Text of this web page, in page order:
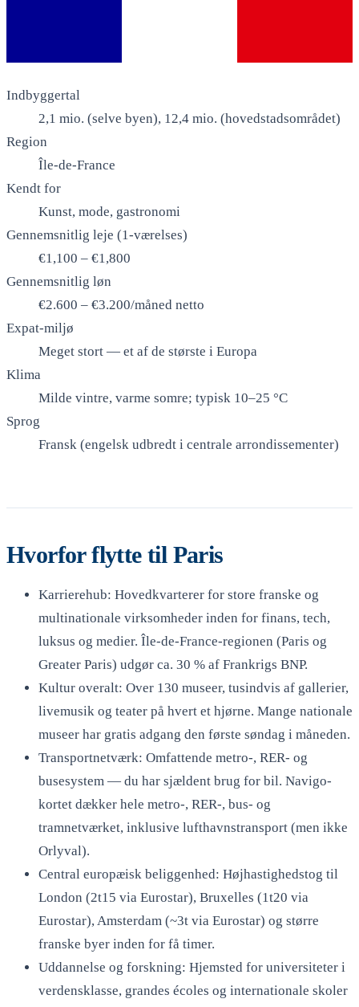
Indbyggertal
2,1 mio. (selve byen), 12,4 mio. (hovedstadsområdet)
Region
Île-de-France
Kendt for
Kunst, mode, gastronomi
Gennemsnitlig leje (1-værelses)
€1,100 – €1,800
Gennemsnitlig løn
€2.600 – €3.200/måned netto
Expat-miljø
Meget stort — et af de største i Europa
Klima
Milde vintre, varme somre; typisk 10–25 °C
Sprog
Fransk (engelsk udbredt i centrale arrondissementer)
Hvorfor flytte til Paris
Karrierehub: Hovedkvarterer for store franske og
multinationale virksomheder inden for finans, tech,
luksus og medier. Île-de-France-regionen (Paris og
Greater Paris) udgør ca. 30 % af Frankrigs BNP.
Kultur overalt: Over 130 museer, tusindvis af gallerier,
livemusik og teater på hvert et hjørne. Mange nationale
museer har gratis adgang den første søndag i måneden.
Transportnetværk: Omfattende metro-, RER- og
busesystem — du har sjældent brug for bil. Navigo-
kortet dækker hele metro-, RER-, bus- og
tramnetværket, inklusive lufthavnstransport (men ikke
Orlyval).
Central europæisk beliggenhed: Højhastighedstog til
London (2t15 via Eurostar), Bruxelles (1t20 via
Eurostar), Amsterdam (~3t via Eurostar) og større
franske byer inden for få timer.
Uddannelse og forskning: Hjemsted for universiteter i
verdensklasse, grandes écoles og internationale skoler